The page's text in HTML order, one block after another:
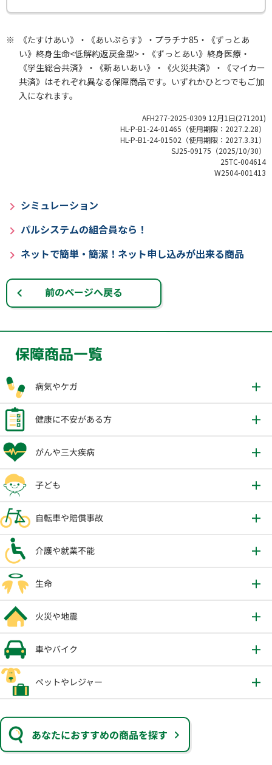
※
《たすけあい》・《あいぷらす》・プラチナ85・《ずっとあ
い》終身生命<低解約返戻金型>・《ずっとあい》終身医療・
《学生総合共済》・《新あいあい》・《火災共済》・《マイカー
共済》はそれぞれ異なる保障商品です。いずれかひとつでもご加
入になれます。
AFH277-2025-0309 12月1日(271201)
HL-P-B1-24-01465（使用期限：2027.2.28）
HL-P-B1-24-01502（使用期限：2027.3.31）
SJ25-09175（2025/10/30）
25TC-004614
W2504-001413
シミュレーション
パルシステムの組合員なら！
ネットで簡単・簡潔！ネット申し込みが出来る商品
前のページへ戻る
保障商品一覧
病気やケガ
健康に不安がある方
がんや三大疾病
子ども
自転車や賠償事故
介護や就業不能
生命
火災や地震
車やバイク
ペットやレジャー
あなたにおすすめの商品を探す